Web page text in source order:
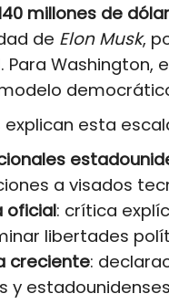
millones de
de Elon Musk,
Para Washington,
esta
a visados
oficial: crítica
libertades
creciente:
y